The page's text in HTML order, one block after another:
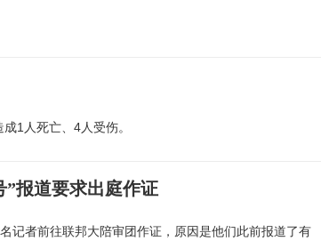
1人死亡、4人受伤。
”报道要求出庭作证
记者前往联邦大陪审团作证，原因是他们此前报道了有